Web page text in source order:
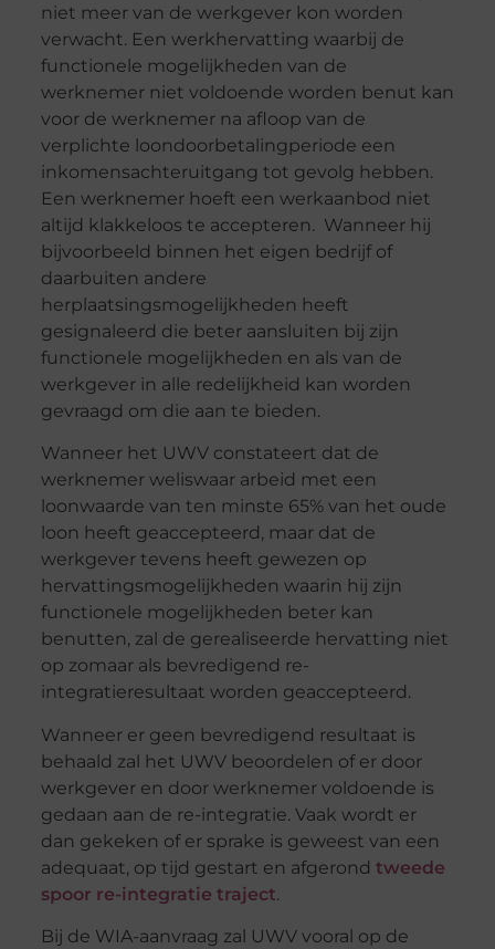
niet meer van de werkgever kon worden
verwacht. Een werkhervatting waarbij de
functionele mogelijkheden van de
werknemer niet voldoende worden benut kan
voor de werknemer na afloop van de
verplichte loondoorbetalingperiode een
inkomensachteruitgang tot gevolg hebben.
Een werknemer hoeft een werkaanbod niet
altijd klakkeloos te accepteren. Wanneer hij
bijvoorbeeld binnen het eigen bedrijf of
daarbuiten andere
herplaatsingsmogelijkheden heeft
gesignaleerd die beter aansluiten bij zijn
functionele mogelijkheden en als van de
werkgever in alle redelijkheid kan worden
gevraagd om die aan te bieden.
Wanneer het UWV constateert dat de
werknemer weliswaar arbeid met een
loonwaarde van ten minste 65% van het oude
loon heeft geaccepteerd, maar dat de
werkgever tevens heeft gewezen op
hervattingsmogelijkheden waarin hij zijn
functionele mogelijkheden beter kan
benutten, zal de gerealiseerde hervatting niet
op zomaar als bevredigend re-
integratieresultaat worden geaccepteerd.
Wanneer er geen bevredigend resultaat is
behaald zal het UWV beoordelen of er door
werkgever en door werknemer voldoende is
gedaan aan de re-integratie. Vaak wordt er
dan gekeken of er sprake is geweest van een
adequaat, op tijd gestart en afgerond tweede
spoor re-integratie traject.
Bij de WIA-aanvraag zal UWV vooral op de